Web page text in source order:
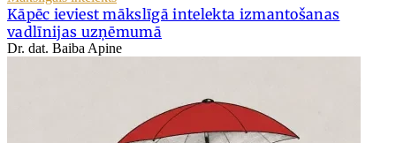
Kāpēc ieviest mākslīgā intelekta izmantošanas
vadlīnijas uzņēmumā
Dr. dat. Baiba Apine